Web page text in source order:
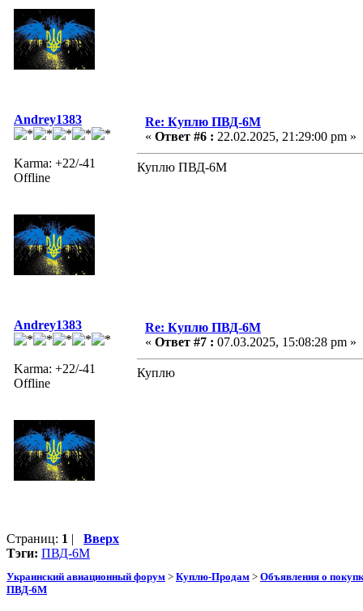
Andrey1383
Karma: +22/-41
Offline
Re: Куплю ПВД-6М
« Ответ #6 : 22.02.2025, 21:29:00 pm »
Куплю ПВД-6М
Andrey1383
Karma: +22/-41
Offline
Re: Куплю ПВД-6М
« Ответ #7 : 07.03.2025, 15:08:28 pm »
Куплю
Страниц: 1 | Вверх
Тэги: ПВД-6М
Украинский авиационный форум > Куплю-Продам > Объявления о
ПВД-6М